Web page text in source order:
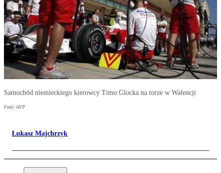
Samochód niemieckiego kierowcy Timo Glocka na torze w Walencji
Foto: AFP
Łukasz Majchrzyk